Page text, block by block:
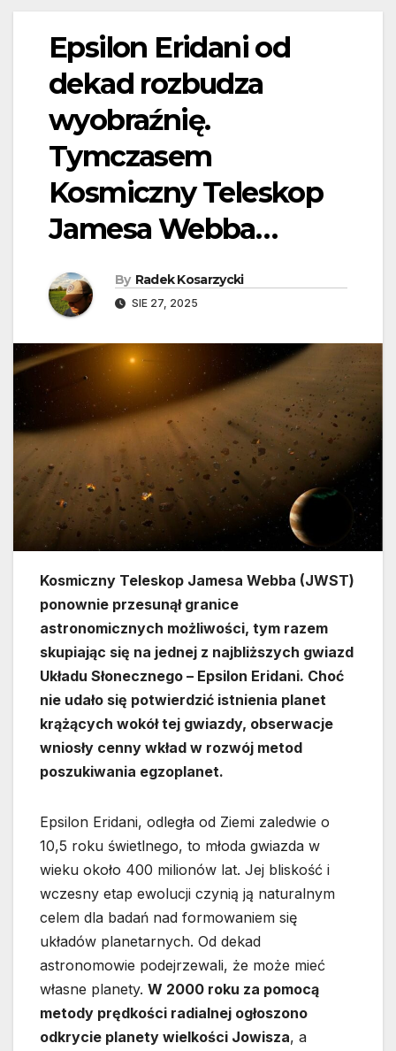
Epsilon Eridani od
dekad rozbudza
wyobraźnię.
Tymczasem
Kosmiczny Teleskop
Jamesa Webba…
By Radek Kosarzycki
SIE 27, 2025
Kosmiczny Teleskop Jamesa Webba (JWST)
ponownie przesunął granice
astronomicznych możliwości, tym razem
skupiając się na jednej z najbliższych gwiazd
Układu Słonecznego – Epsilon Eridani. Choć
nie udało się potwierdzić istnienia planet
krążących wokół tej gwiazdy, obserwacje
wniosły cenny wkład w rozwój metod
poszukiwania egzoplanet.
Epsilon Eridani, odległa od Ziemi zaledwie o
10,5 roku świetlnego, to młoda gwiazda w
wieku około 400 milionów lat. Jej bliskość i
wczesny etap ewolucji czynią ją naturalnym
celem dla badań nad formowaniem się
układów planetarnych. Od dekad
astronomowie podejrzewali, że może mieć
własne planety. W 2000 roku za pomocą
metody prędkości radialnej ogłoszono
odkrycie planety wielkości Jowisza, a